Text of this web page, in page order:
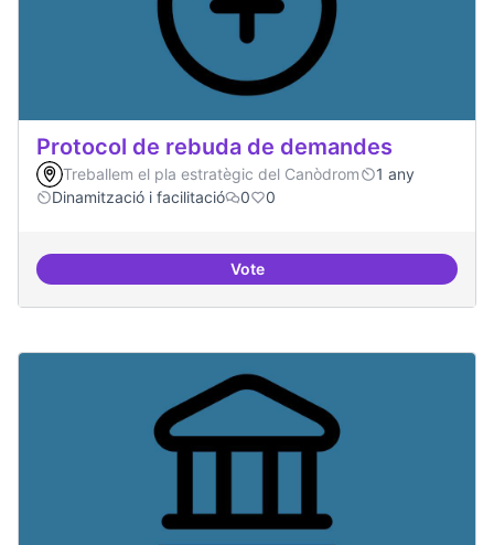
Protocol de rebuda de demandes
Treballem el pla estratègic del Canòdrom
1 any
Dinamització i facilitació
0 0
VoteProtocol de rebuda de demandes